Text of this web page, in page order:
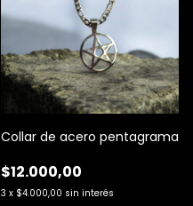
Collar de acero pentagrama
$12.000,00
3 x $4.000,00 sin interés